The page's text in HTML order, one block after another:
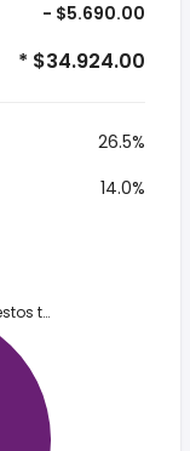
- $5.690.00
* $34.924.00
26.5%
14.0%
Impuestos totales